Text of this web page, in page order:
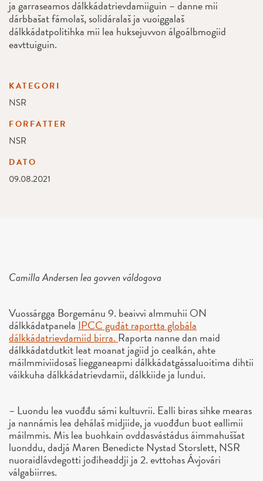
ja garraseamos dálkkádatrievdamiiguin – danne mii
dárbbašat fámolaš, solidáralaš ja vuoiggalaš
dálkkádatpolitihka mii lea huksejuvvon álgoálbmogiid
eavttuiguin.
KATEGORI
NSR
FORFATTER
NSR
DATO
09.08.2021
Camilla Andersen lea govven váldogova
Vuossárgga Borgemánu 9. beaivvi almmuhii ON
dálkkádatpanela IPCC guđát raportta globála
dálkkádatrievdamiid birra. Raporta nanne dan maid
dálkkádatdutkit leat moanat jagiid jo cealkán, ahte
máilmmiviidosaš liegganeapmi dálkkádatgássaluoitima dihtii
váikkuha dálkkádatrievdamii, dálkkiide ja lundui.
– Luondu lea vuođđu sámi kultuvrii. Ealli biras sihke mearas
ja nannámis lea dehálaš midjiide, ja vuođđun buot eallimii
máilmmis. Mis lea buohkain ovddasvástádus áimmahuššat
luonddu, dadjá Maren Benedicte Nystad Storslett, NSR
nuoraidlávdegotti jođiheaddji ja 2. evttohas Ávjovári
válgabiirres.